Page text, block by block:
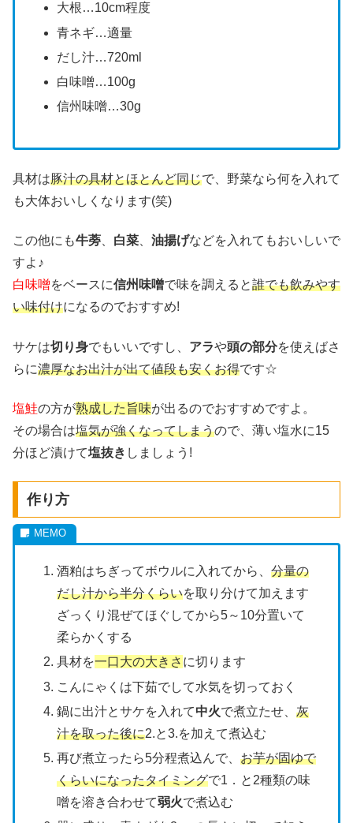
大根…10cm程度
青ネギ…適量
だし汁…720ml
白味噌…100g
信州味噌…30g
具材は豚汁の具材とほとんど同じで、野菜なら何を入れて
も大体おいしくなります(笑)
この他にも牛蒡 白菜 油揚げなどを入れてもおいしいで
すよ♪
白味噌をベースに信州味噌で味を調えると誰でも飲みやす
い味付けになるのでおすすめ!
サケは切り身でもいいですし、 アラや頭の部分を使えばさ
らに濃厚なお出汁が出て値段も安くお得です☆
塩鮭の方が熟成した旨味が出るのでおすすめですよ。
その場合は塩気が強くなってしまうので、薄い塩水に15
分ほど漬けて塩抜き しましょう!
作り方
酒粕はちぎってボウルに入れてから、分量の
だし汁から半分くらいを取り分けて加えます
ざっくり混ぜてほぐしてから5～10分置いて
柔らかくする
具材を一口大の大きさ に切ります
こんにゃくは下茹でして水気を切っておく
鍋に出汁とサケを入れて中火で煮立たせ、灰
汁を取った後に2.と3.を加えて煮込む
再び煮立ったら5分程煮込んで、お芋が固ゆで
くらいになったタイミングで1．と2種類の味
噌を溶き合わせて弱火で煮込む